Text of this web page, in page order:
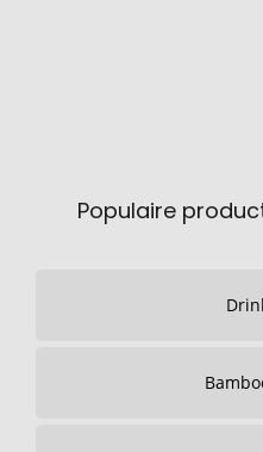
Populaire